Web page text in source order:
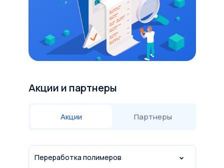
Акции и партнеры
Акции Партнеры
Переработка полимеров